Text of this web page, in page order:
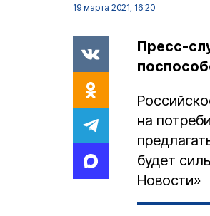
19 марта 2021, 16:20
Пресс-
на
будет
Новости»